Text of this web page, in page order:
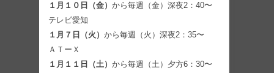
１月１０日（⾦） から毎週（⾦）深夜2：40〜
テレビ愛知
１月７日（⽕） から毎週（⽕）深夜2：35〜
ＡＴーＸ
１月１１日（土） から毎週（土）夕方6：30〜